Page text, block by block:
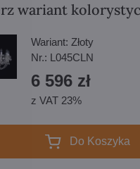
wariant
Wariant: Złoty
Nr.: L045CLN
6 596 zł
z VAT 23%
Do Koszyka